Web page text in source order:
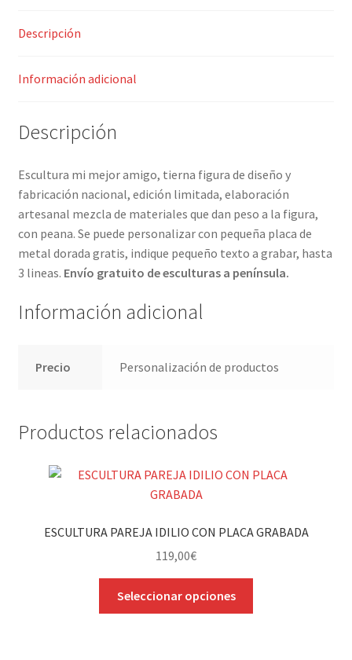
Descripción
Información adicional
Descripción
Escultura mi mejor amigo, tierna figura de diseño y
fabricación nacional, edición limitada, elaboración
artesanal mezcla de materiales que dan peso a la figura,
con peana. Se puede personalizar con pequeña placa de
metal dorada gratis, indique pequeño texto a grabar, hasta
3 lineas. Envío gratuito de esculturas a península.
Información adicional
Precio Personalización de productos
Productos relacionados
ESCULTURA PAREJA IDILIO CON PLACA GRABADA
119,00€
Seleccionar opciones